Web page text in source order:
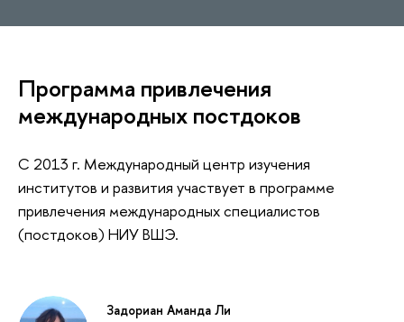
Программа привлечения
международных постдоков
С 2013 г. Международный центр изучения
институтов и развития участвует в программе
привлечения международных специалистов
(постдоков) НИУ ВШЭ.
Задориан Аманда Ли